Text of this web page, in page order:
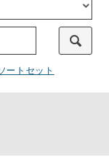
ートセット